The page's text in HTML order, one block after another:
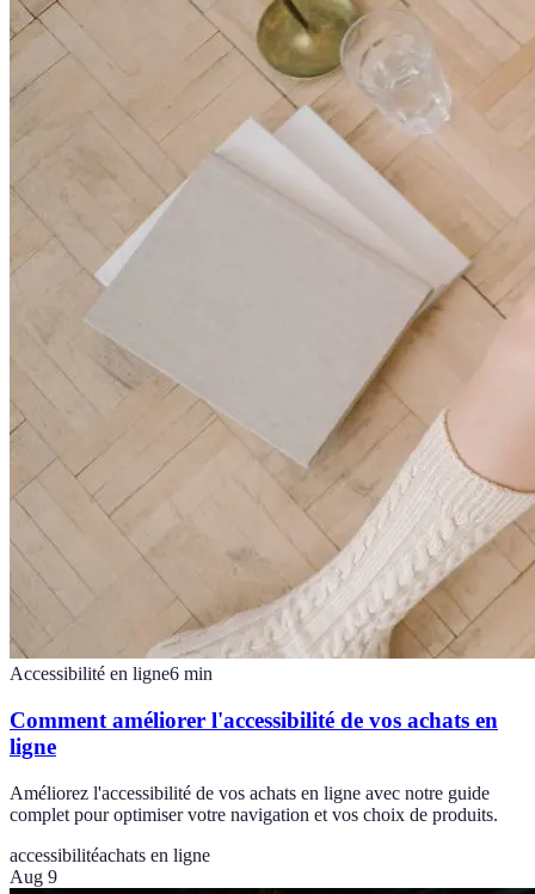
Accessibilité en ligne6 min
Comment améliorer l'accessibilité de vos achats en
ligne
Améliorez l'accessibilité de vos achats en ligne avec notre guide
complet pour optimiser votre navigation et vos choix de produits.
accessibilitéachats en ligne
Aug 9